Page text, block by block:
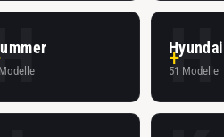
H
Hyundai
51 Modelle